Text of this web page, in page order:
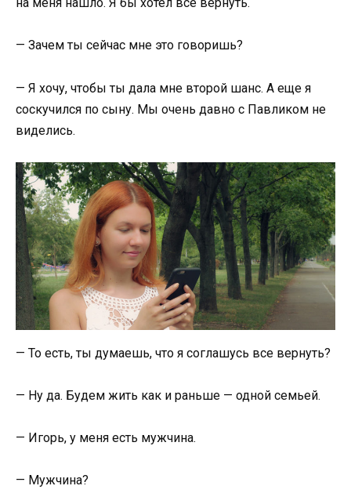
— Зачем ты сейчас мне это говоришь?
— Я хочу, чтобы ты дала мне второй шанс. А еще я
соскучился по сыну. Мы очень давно с Павликом не
виделись.
— То есть, ты думаешь, что я соглашусь все вернуть?
— Ну да. Будем жить как и раньше — одной семьей.
— Игорь, у меня есть мужчина.
— Мужчина?